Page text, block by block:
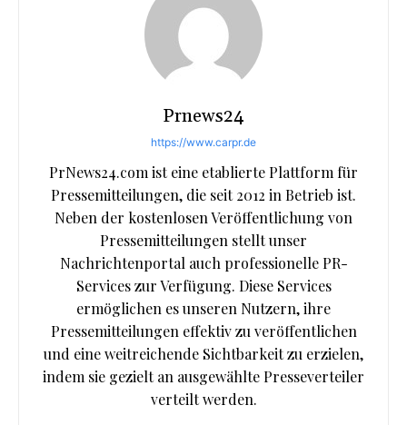
Prnews24
https://www.carpr.de
PrNews24.com ist eine etablierte Plattform für
Pressemitteilungen, die seit 2012 in Betrieb ist.
Neben der kostenlosen Veröffentlichung von
Pressemitteilungen stellt unser
Nachrichtenportal auch professionelle PR-
Services zur Verfügung. Diese Services
ermöglichen es unseren Nutzern, ihre
Pressemitteilungen effektiv zu veröffentlichen
und eine weitreichende Sichtbarkeit zu erzielen,
indem sie gezielt an ausgewählte Presseverteiler
verteilt werden.